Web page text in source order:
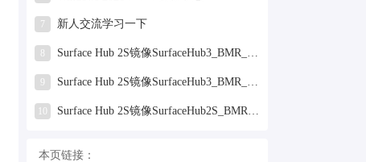
7 新人交流学习一下
8 Surface Hub 2S镜像SurfaceHub3_BMR_155000_2025.819.11244626.zip网盘下载
9 Surface Hub 2S镜像SurfaceHub3_BMR_155000_2025.319.9959381.zip网盘下载
10 Surface Hub 2S镜像SurfaceHub2S_BMR_994020_8.2509.1_gen_teamos_commercial.zip网盘下载
本页链接：